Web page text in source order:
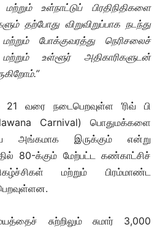
உள்நாட்டுப் பிரதிநிதிகளை
தற்போது விறுவிறுப்பாக நடந்து
மற்றும் போக்குவரத்து நெரிசலைச்
உள்ளூர் அதிகாரிகளுடன்
வரை நடைபெறவுள்ள ‘ரிவ் பி
Carnival) பொதுமக்களை
அங்கமாக இருக்கும் என்று
80-க்கும் மேற்பட்ட கண்காட்சிச்
மற்றும் பிரம்மாண்ட
சுற்றிலும் சுமார் 3,000